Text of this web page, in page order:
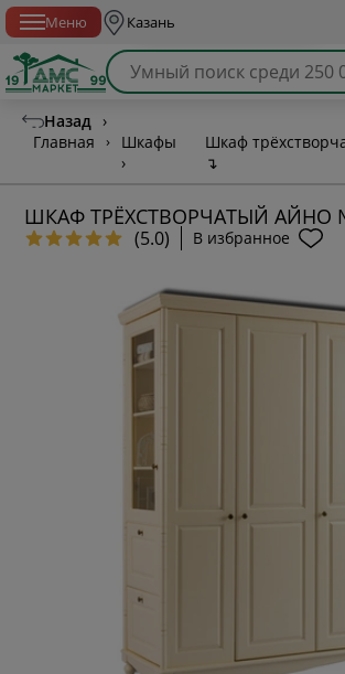
Меню Казань
Назад ›
Главная
›
Шкафы
›
Шкаф
↴
ШКАФ ТРЁХСТВОРЧАТЫЙ АЙНО
(5.0) В избранное